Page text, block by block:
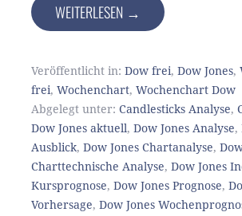
WEITERLESEN →
Veröffentlicht in: Dow frei, Dow Jones,
frei, Wochenchart, Wochenchart Dow
Abgelegt unter: Candlesticks Analyse,
Dow Jones aktuell, Dow Jones Analyse,
Ausblick, Dow Jones Chartanalyse,
Charttechnische Analyse, Dow Jones
Kursprognose, Dow Jones Prognose,
Vorhersage, Dow Jones